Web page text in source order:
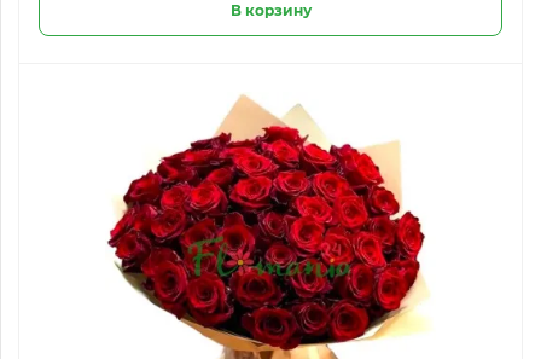
В корзину